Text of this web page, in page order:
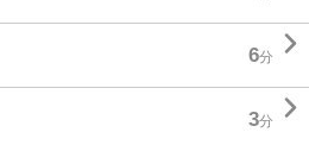
6分 
3分 